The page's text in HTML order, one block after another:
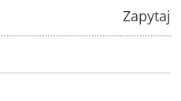
Zapytaj